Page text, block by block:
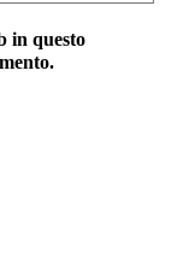
in questo